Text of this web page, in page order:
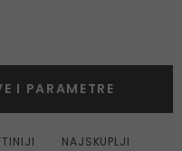
NAJSKUPLJI
I PARAMETRE